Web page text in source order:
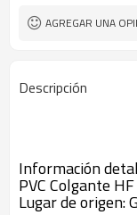
AGREGAR UNA
Descripción
Información
PVC Colgante
Lugar de origen: